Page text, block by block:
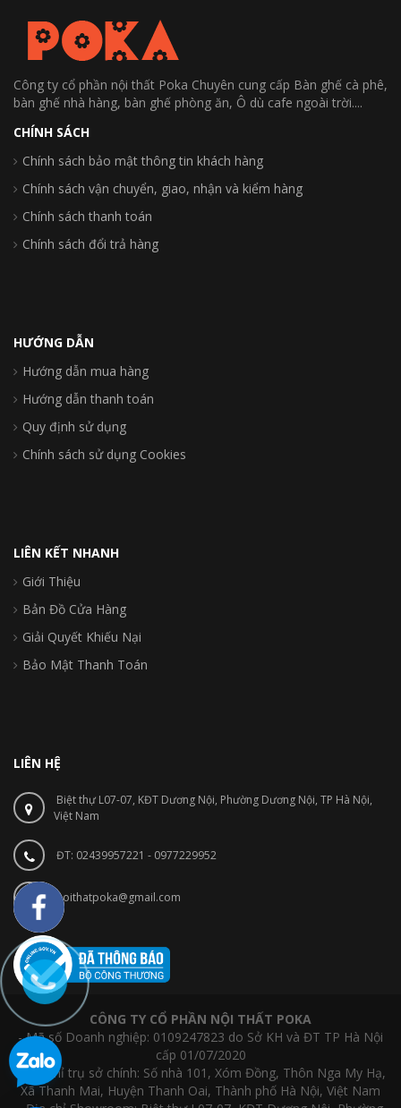
Công ty cổ phần nội thất Poka Chuyên cung cấp Bàn ghế cà phê,
bàn ghế nhà hàng, bàn ghế phòng ăn, Ô dù cafe ngoài trời....
CHÍNH SÁCH
Chính sách bảo mật thông tin khách hàng
Chính sách vận chuyển, giao, nhận và kiểm hàng
Chính sách thanh toán
Chính sách đổi trả hàng
HƯỚNG DẪN
Hướng dẫn mua hàng
Hướng dẫn thanh toán
Quy định sử dụng
Chính sách sử dụng Cookies
LIÊN KẾT NHANH
Giới Thiệu
Bản Đồ Cửa Hàng
Giải Quyết Khiếu Nại
Bảo Mật Thanh Toán
LIÊN HỆ
Biệt thự L07-07, KĐT Dương Nội, Phường Dương Nội, TP Hà Nội,
Việt Nam
ĐT: 02439957221 - 0977229952
noithatpoka@gmail.com
CÔNG TY CỔ PHẦN NỘI THẤT POKA
- Mã số Doanh nghiệp: 0109247823 do Sở KH và ĐT TP Hà Nội
cấp 01/07/2020
- Địa chỉ trụ sở chính: Số nhà 101, Xóm Đồng, Thôn Nga My Hạ,
Xã Thanh Mai, Huyện Thanh Oai, Thành phố Hà Nội, Việt Nam